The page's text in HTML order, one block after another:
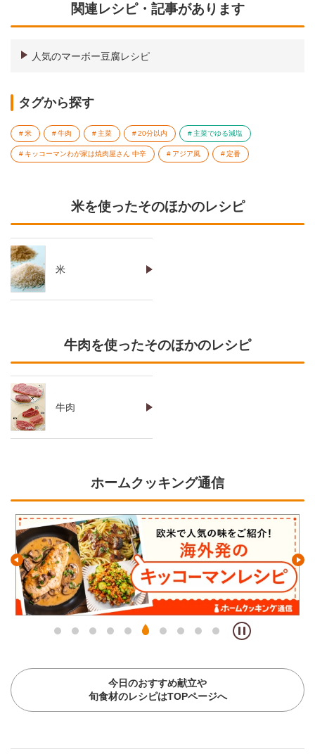
関連レシピ・記事があります
人気のマーボー豆腐レシピ
タグから探す
米 牛肉 主菜 20分以内 主菜でゆる減塩
キッコーマンわが家は焼肉屋さん 中辛 アジア風 定番
米を使ったそのほかのレシピ
米
牛肉を使ったそのほかのレシピ
牛肉
ホームクッキング通信
今日のおすすめ献立や
旬食材のレシピはTOPページへ